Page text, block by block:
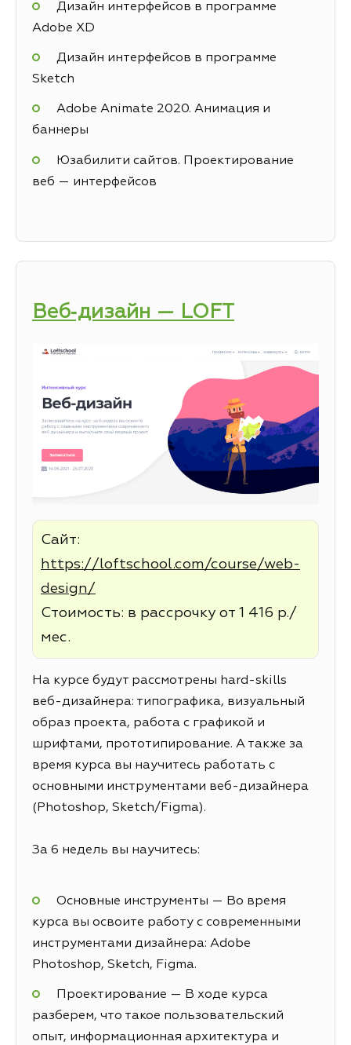
Дизайн интерфейсов в программе
Adobe XD
Дизайн интерфейсов в программе
Sketch
Adobe Animate 2020. Анимация и
баннеры
Юзабилити сайтов. Проектирование
веб — интерфейсов
Веб‑дизайн — LOFT
Сайт:
https://loftschool.com/course/web-
design/
Стоимость: в рассрочку от 1 416 р./
мес.
На курсе будут рассмотрены hard-skills
веб-дизайнера: типографика, визуальный
образ проекта, работа с графикой и
шрифтами, прототипирование. А также за
время курса вы научитесь работать с
основными инструментами веб-дизайнера
(Photoshop, Sketch/Figma).
За 6 недель вы научитесь:
Основные инструменты — Во время
курса вы освоите работу с современными
инструментами дизайнера: Adobe
Photoshop, Sketch, Figma.
Проектирование — В ходе курса
разберем, что такое пользовательский
опыт, информационная архитектура и